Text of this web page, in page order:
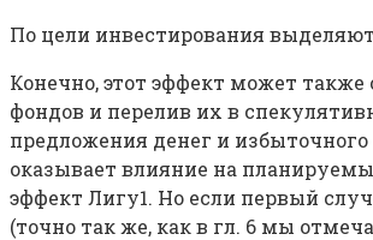
По цели инвестирования
Конечно, этот эффект может
фондов и перелив их в
предложения денег и
оказывает влияние на
эффект Лигу1. Но если первый
(точно так же, как в гл. 6 мы